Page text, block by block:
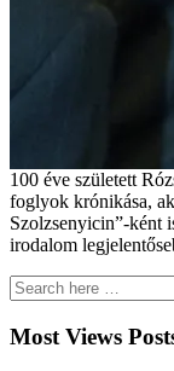
100 éve született
foglyok krónikása,
Szolzsenyicin”-ként
irodalom
Most Views